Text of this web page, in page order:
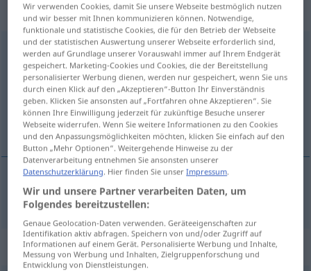
„Ausgewogenheit“: Femininum
Ausgewogenheitf <Ausgewogenheit>
Übersicht aller Übersetzungen
(Für mehr Details die Übersetzung anklicken/antippen)
équilibre
équilibrem Ausgewogenheit
Synonyme für "Ausgewogenheit"
Wir verwenden Cookies, damit Sie unsere Webseite bestmöglich nutzen
und wir besser mit Ihnen kommunizieren können. Notwendige,
funktionale und statistische Cookies, die für den Betrieb der Webseite
und der statistischen Auswertung unserer Webseite erforderlich sind,
werden auf Grundlage unserer Vorauswahl immer auf Ihrem Endgerät
gespeichert. Marketing-Cookies und Cookies, die der Bereitstellung
personalisierter Werbung dienen, werden nur gespeichert, wenn Sie uns
durch einen Klick auf den „Akzeptieren“-Button Ihr Einverständnis
geben. Klicken Sie ansonsten auf „Fortfahren ohne Akzeptieren“. Sie
können Ihre Einwilligung jederzeit für zukünftige Besuche unserer
Webseite widerrufen. Wenn Sie weitere Informationen zu den Cookies
und den Anpassungsmöglichkeiten möchten, klicken Sie einfach auf den
Button „Mehr Optionen“. Weitergehende Hinweise zu der
Datenverarbeitung entnehmen Sie ansonsten unserer
Datenschutzerklärung. Hier finden Sie unserImpressum.
Wir und unsere Partner verarbeiten Daten, um
Folgendes bereitzustellen:
Genaue Geolocation-Daten verwenden. Geräteeigenschaften zur
Identifikation aktiv abfragen. Speichern von und/oder Zugriff auf
Informationen auf einem Gerät. Personalisierte Werbung und Inhalte,
Messung von Werbung und Inhalten, Zielgruppenforschung und
Entwicklung von Dienstleistungen.